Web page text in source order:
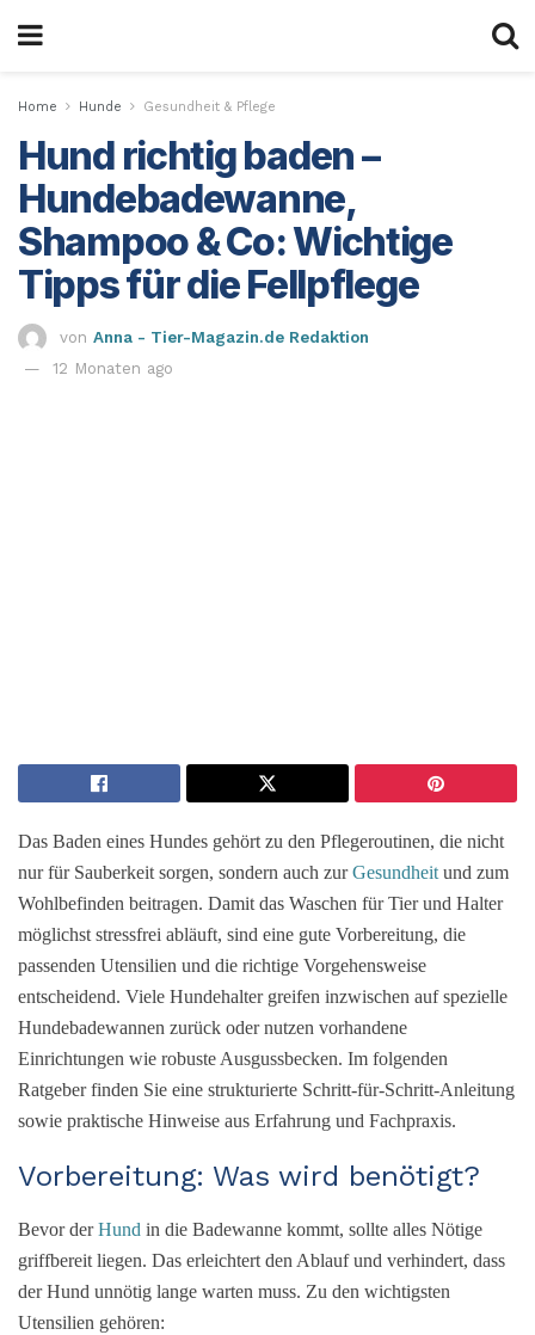
Home Hunde Gesundheit & Pflege
Hund richtig baden –
Hundebadewanne,
Shampoo & Co: Wichtige
Tipps für die Fellpflege
von Anna - Tier-Magazin.de Redaktion
12 Monaten ago
Das Baden eines Hundes gehört zu den Pflegeroutinen, die nicht
nur für Sauberkeit sorgen, sondern auch zurGesundheit und zum
Wohlbefinden beitragen. Damit das Waschen für Tier und Halter
möglichst stressfrei abläuft, sind eine gute Vorbereitung, die
passenden Utensilien und die richtige Vorgehensweise
entscheidend. Viele Hundehalter greifen inzwischen auf spezielle
Hundebadewannen zurück oder nutzen vorhandene
Einrichtungen wie robuste Ausgussbecken. Im folgenden
Ratgeber finden Sie eine strukturierte Schritt-für-Schritt-Anleitung
sowie praktische Hinweise aus Erfahrung und Fachpraxis.
Vorbereitung: Was wird benötigt?
Bevor derHund in die Badewanne kommt, sollte alles Nötige
griffbereit liegen. Das erleichtert den Ablauf und verhindert, dass
der Hund unnötig lange warten muss. Zu den wichtigsten
Utensilien gehören: